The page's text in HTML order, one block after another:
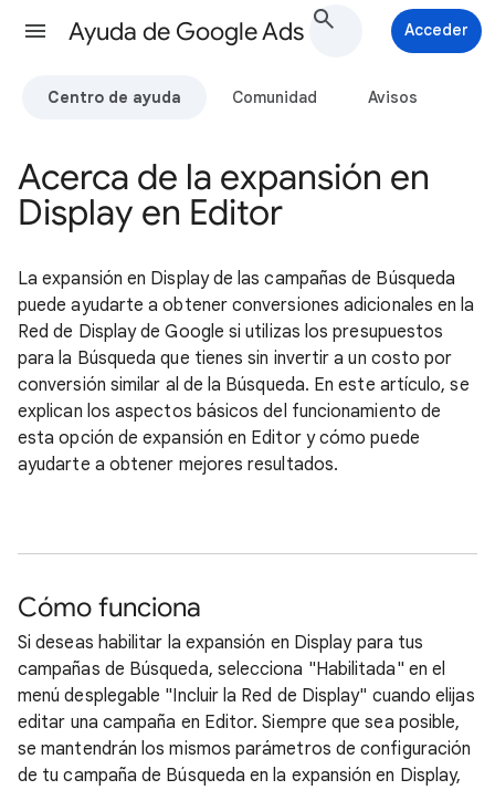
Ayuda de Google Ads Acceder
Centro de ayuda Comunidad Avisos
Acerca de la expansión en
Display en Editor
La expansión en Display de las campañas de Búsqueda
puede ayudarte a obtener conversiones adicionales en la
Red de Display de Google si utilizas los presupuestos
para la Búsqueda que tienes sin invertir a un costo por
conversión similar al de la Búsqueda. En este artículo, se
explican los aspectos básicos del funcionamiento de
esta opción de expansión en Editor y cómo puede
ayudarte a obtener mejores resultados.
Cómo funciona
Si deseas habilitar la expansión en Display para tus
campañas de Búsqueda, selecciona "Habilitada" en el
menú desplegable "Incluir la Red de Display" cuando elijas
editar una campaña en Editor. Siempre que sea posible,
se mantendrán los mismos parámetros de configuración
de tu campaña de Búsqueda en la expansión en Display,